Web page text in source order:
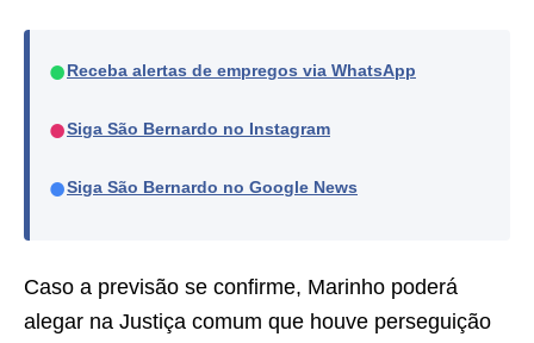
● Receba alertas de empregos via WhatsApp
●Siga São Bernardo no Instagram
●Siga São Bernardo no Google News
Caso a previsão se confirme, Marinho poderá
alegar na Justiça comum que houve perseguição